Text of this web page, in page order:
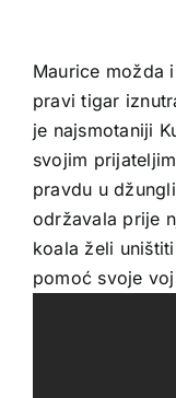
Maurice možda
pravi tigar
je najsmotaniji
svojim
pravdu u
održavala prije
koala želi
pomoć svoje